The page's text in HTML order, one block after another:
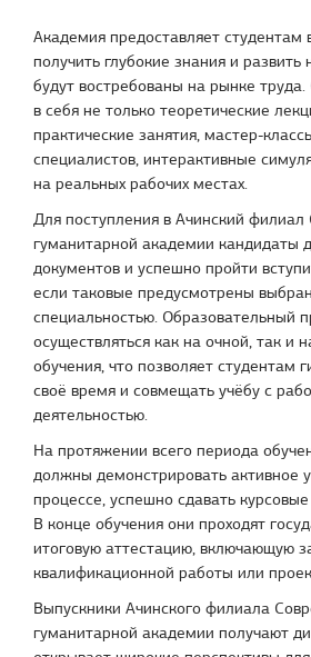
Академия предоставляет студентам
получить глубокие знания и развить
будут востребованы на рынке
в себя не только теоретические
практические занятия, мастер-
специалистов, интерактивные
на реальных рабочих местах.
Для поступления в Ачинский
гуманитарной академии кандидаты
документов и успешно пройти
если таковые предусмотрены
специальностью. Образовательный
осуществляться как на очной, так и
обучения, что позволяет студентам
своё время и совмещать учёбу с
деятельностью.
На протяжении всего периода
должны демонстрировать активное
процессе, успешно сдавать
В конце обучения они проходят
итоговую аттестацию, включающую
квалификационной работы или
Выпускники Ачинского филиала
гуманитарной академии получают